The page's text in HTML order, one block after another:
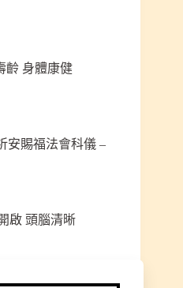
齡 身體康健
安賜福法會科儀 –
啟 頭腦清晰